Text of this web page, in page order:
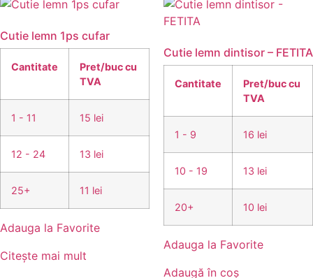
Cutie lemn 1ps cufar
Cantitate
Pret/buc cu
TVA
1 - 11 15 lei
12 - 24 13 lei
25+ 11 lei
Adauga la Favorite
Citește mai mult
Cutie lemn dintisor – FETITA
Cantitate
Pret/buc cu
TVA
1 - 9 16 lei
10 - 19 13 lei
20+ 10 lei
Adauga la Favorite
Adaugă în coș